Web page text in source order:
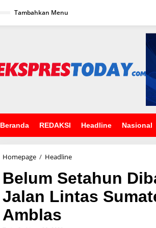
Tambahkan Menu
Beranda REDAKSI Headline Nasional
Homepage / Headline
l
u
m
S
Belum Setahun
Jalan Lintas
Amblas